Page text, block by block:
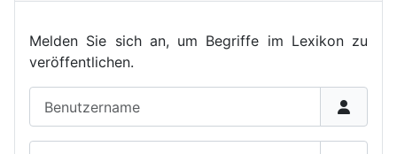
Melden Sie sich an, um Begriffe im Lexikon zu
veröffentlichen.